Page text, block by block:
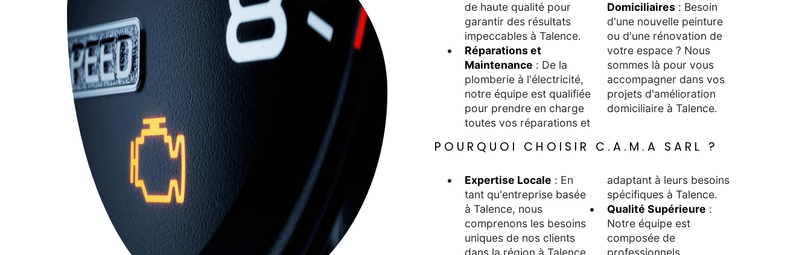
de haute qualité pour
garantir des résultats
impeccables à Talence.
Réparations et
Maintenance : De la
plomberie à l'électricité,
notre équipe est qualifiée
pour prendre en charge
toutes vos réparations et
Domiciliaires: Besoin
d'une nouvelle peinture
ou d'une rénovation de
votre espace ? Nous
sommes là pour vous
accompagner dans vos
projets d'amélioration
domiciliaire à Talence.
POURQUOI CHOISIR C.A.M.A SARL ?
Expertise Locale : En
tant qu'entreprise basée
à Talence, nous
comprenons les besoins
uniques de nos clients
dans la région à Talence.
adaptant à leurs besoins
spécifiques à Talence.
Qualité Supérieure :
Notre équipe est
composée de
professionnels